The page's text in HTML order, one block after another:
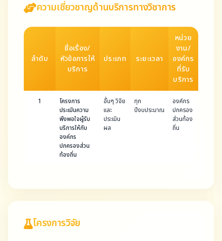
ความเชี่ยวชาญด้านบริการทางวิชาการ
ลำดับ
ชื่อเรื่อง/
หัวข้อการให้
บริการ
ประเภท ระยะเวลา
หน่วย
งาน/
องค์กร
ที่รับ
บริการ
1
โครงการ
ประเมินความ
พึงพอใจผู้รับ
บริการให้กับ
องค์กร
ปกครองส่วน
ท้องถิ่น
อื่นๆ วิจัย
และ
ประเมิน
ผล
ทุก
ปีงบประมาณ
องค์กร
ปกครอง
ส่วนท้อง
ถิ่น
โครงการวิจัย